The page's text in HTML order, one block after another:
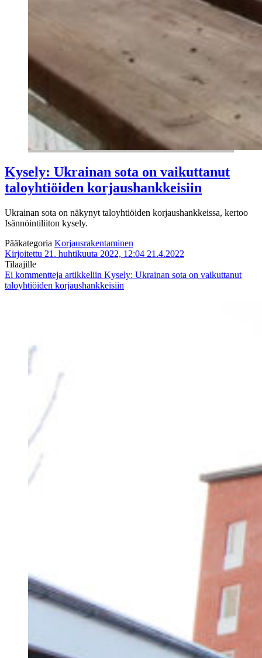
Kysely: Ukrainan sota on vaikuttanut
taloyhtiöiden korjaushankkeisiin
Ukrainan sota on näkynyt taloyhtiöiden korjaushankkeissa, kertoo
Isännöintiliiton kysely.
Pääkategoria Korjausrakentaminen
Kirjoitettu 21. huhtikuuta 2022, 12:04 21.4.2022
Tilaajille
Ei kommentteja artikkeliin Kysely: Ukrainan sota on vaikuttanut
taloyhtiöiden korjaushankkeisiin